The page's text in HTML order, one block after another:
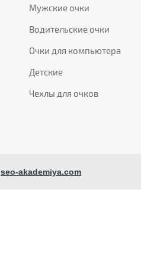
Мужские очки
Водительские очки
Очки для компьютера
Детские
Чехлы для очков
seo-akademiya.com